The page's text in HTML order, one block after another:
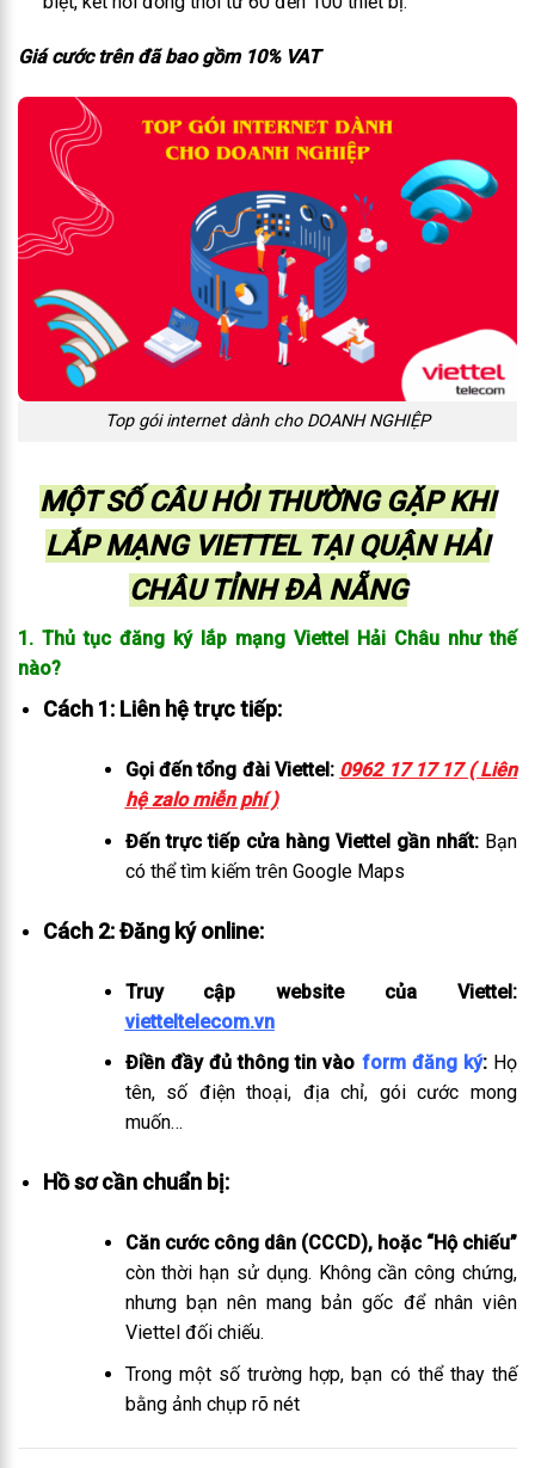
Giá cước trên đã bao gồm 10% VAT
Top gói internet dành cho DOANH NGHIỆP
MỘT SỐ CÂU HỎI THƯỜNG GẶP KHI
LẮP MẠNG VIETTEL TẠI QUẬN HẢI
CHÂU TỈNH ĐÀ NẴNG
1. Thủ tục đăng ký lắp mạng Viettel Hải Châu như thế
nào?
Cách 1: Liên hệ trực tiếp:
Gọi đến tổng đài Viettel: 0962 17 17 17 ( Liên
hệ zalo miễn phí )
Đến trực tiếp cửa hàng Viettel gần nhất:Bạn
có thể tìm kiếm trên Google Maps
Cách 2: Đăng ký online:
Truy cập website của Viettel:
vietteltelecom.vn
Điền đầy đủ thông tin vào form đăng ký:Họ
tên, số điện thoại, địa chỉ, gói cước mong
muốn…
Hồ sơ cần chuẩn bị:
Căn cước công dân (CCCD), hoặc “Hộ chiếu”
còn thời hạn sử dụng. Không cần công chứng,
nhưng bạn nên mang bản gốc để nhân viên
Viettel đối chiếu.
Trong một số trường hợp, bạn có thể thay thế
bằng ảnh chụp rõ nét